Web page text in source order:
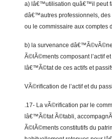
a) lâ€™utilisation quâ€™il peut
dâ€™autres professionnels,
ou le commissaire aux comptes
b) la survenance
Ã©lÃ©ments composant l’actif
lâ€™Ã©tat de ces actifs et
VÃ©rification de l’actif et du
.17- La vÃ©rification par le
lâ€™Ã©tat Ã©tabli,
Ã©lÃ©ments constitutifs du